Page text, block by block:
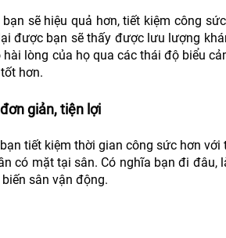
sẽ hiệu quả hơn, tiết kiệm công
được bạn sẽ thấy được lưu lượng
lòng của họ qua các thái độ biểu
hơn.
giản, tiện lợi
tiết kiệm thời gian công sức hơn
có mặt tại sân. Có nghĩa bạn đi
sân vận động.